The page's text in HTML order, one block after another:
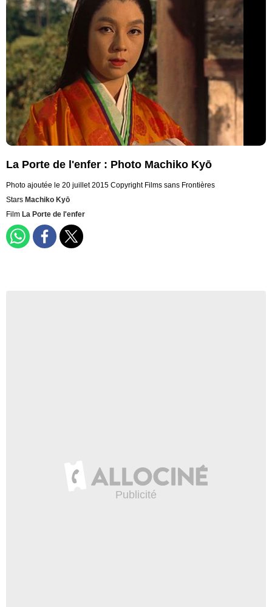
La Porte de l'enfer : Photo Machiko Kyō
Photo ajoutée le 20 juillet 2015 Copyright Films sans Frontières
Stars Machiko Kyō
Film La Porte de l'enfer